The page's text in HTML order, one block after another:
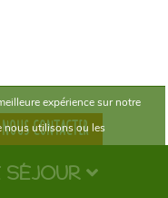
NOUS CONTACTER
SÉJOUR
place : des
expérience sur notre
nous utilisons ou les